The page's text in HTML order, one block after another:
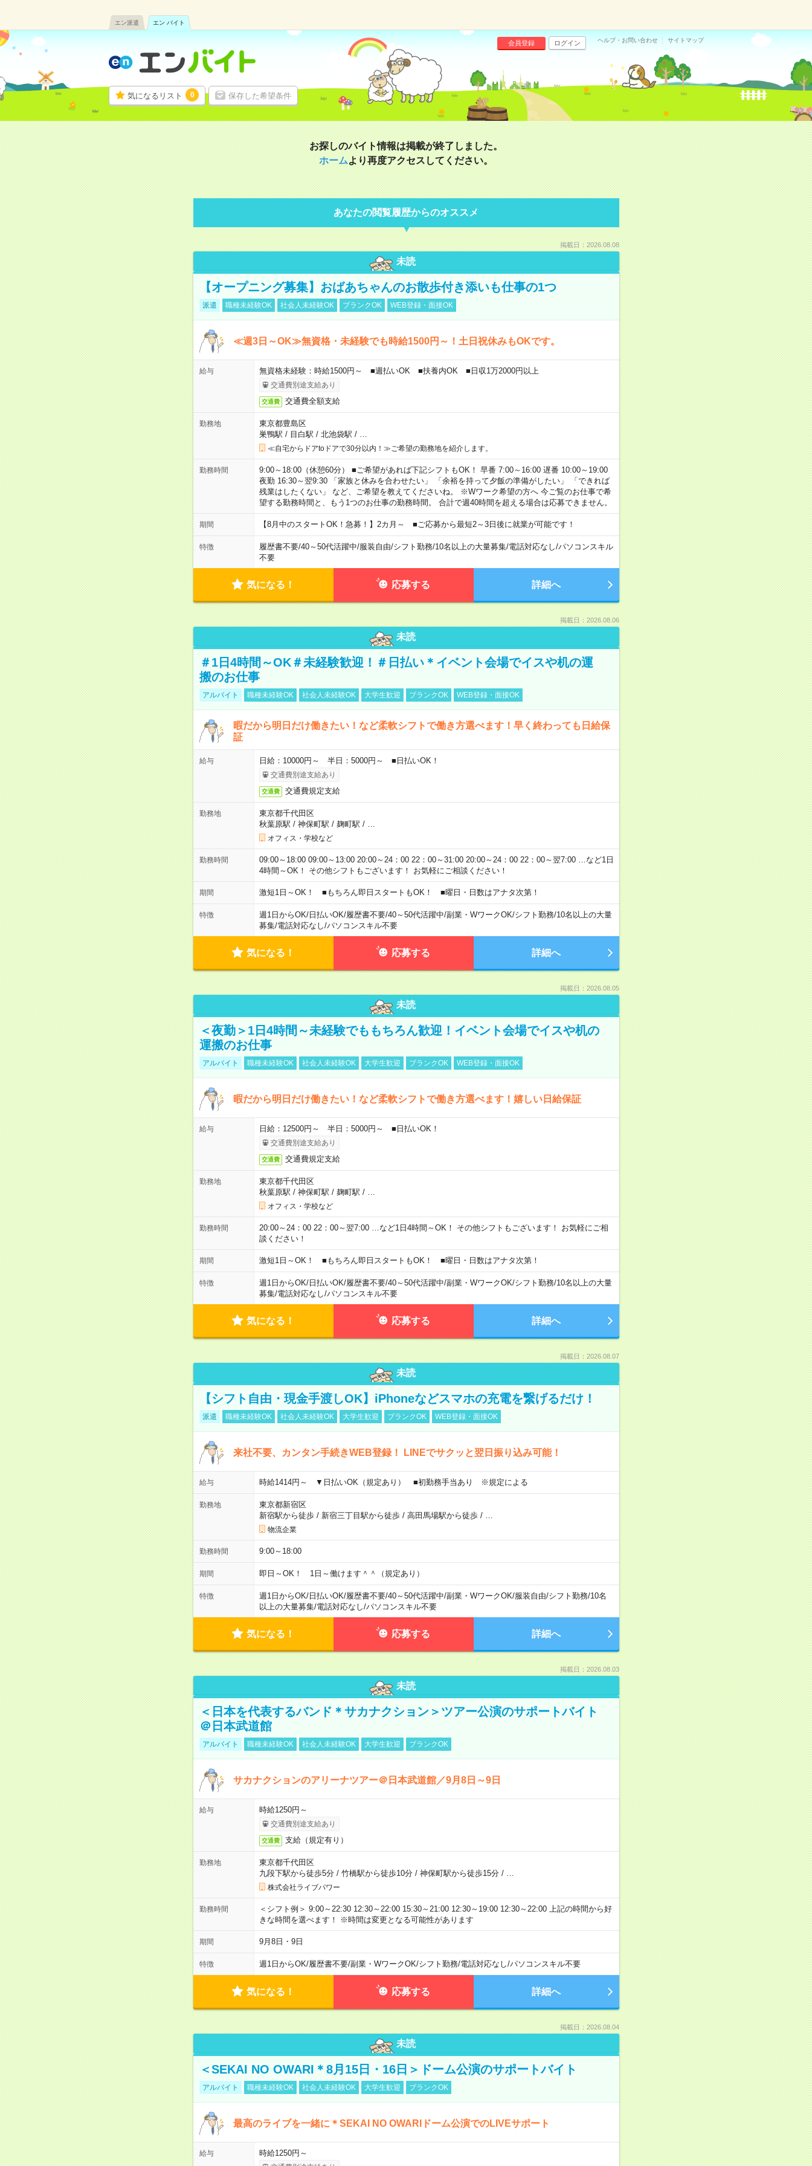
エン派遣 エン バイト
気になるリスト 0 保存した希望条件
会員登録 ログイン ヘルプ・お問い合わせ サイトマップ
お探しのバイト情報は掲載が終了しました。
ホームより再度アクセスしてください。
あなたの閲覧履歴からのオススメ
掲載日：2026.08.08
未読
【オープニング募集】おばあちゃんのお散歩付き添いも仕事の1つ
派遣 職種未経験OK 社会人未経験OK ブランクOK WEB登録・面接OK
≪週3日～OK≫無資格・未経験でも時給1500円～！土日祝休みもOKです。
給与 無資格未経験：時給1500円～ ■週払いOK ■扶養内OK ■日収1万2000円以上
交通費別途支給あり
交通費 交通費全額支給
勤務地
東京都豊島区
巣鴨駅 / 目白駅 / 北池袋駅 / …
≪自宅からドアtoドアで30分以内！≫ご希望の勤務地を紹介します。
勤務時間
9:00～18:00（休憩60分） ■ご希望があれば下記シフトもOK！ 早番 7:00～16:00 遅番 10:00～19:00
夜勤 16:30～翌9:30 「家族と休みを合わせたい」 「余裕を持って夕飯の準備がしたい」 「できれば
残業はしたくない」 など、ご希望を教えてくださいね。 ※Wワーク希望の方へ 今ご覧のお仕事で希
望する勤務時間と、もう1つのお仕事の勤務時間。 合計で週40時間を超える場合は応募できません。
期間 【8月中のスタートOK！急募！】2カ月～ ■ご応募から最短2～3日後に就業が可能です！
特徴 履歴書不要/40～50代活躍中/服装自由/シフト勤務/10名以上の大量募集/電話対応なし/パソコンスキル
不要
気になる！ 応募する 詳細へ
掲載日：2026.08.06
未読
＃1日4時間～OK＃未経験歓迎！＃日払い＊イベント会場でイスや机の運
搬のお仕事
アルバイト 職種未経験OK 社会人未経験OK 大学生歓迎 ブランクOK WEB登録・面接OK
暇だから明日だけ働きたい！など柔軟シフトで働き方選べます！早く終わっても日給保
証
給与 日給：10000円～ 半日：5000円～ ■日払いOK！
交通費別途支給あり
交通費 交通費規定支給
勤務地
東京都千代田区
秋葉原駅 / 神保町駅 / 麹町駅 / …
オフィス・学校など
勤務時間
09:00～18:00 09:00～13:00 20:00～24：00 22：00～31:00 20:00～24：00 22：00～翌7:00 …など1日
4時間～OK！ その他シフトもございます！ お気軽にご相談ください！
期間 激短1日～OK！ ■もちろん即日スタートもOK！ ■曜日・日数はアナタ次第！
特徴 週1日からOK/日払いOK/履歴書不要/40～50代活躍中/副業・WワークOK/シフト勤務/10名以上の大量
募集/電話対応なし/パソコンスキル不要
気になる！ 応募する 詳細へ
掲載日：2026.08.05
未読
＜夜勤＞1日4時間～未経験でももちろん歓迎！イベント会場でイスや机の
運搬のお仕事
アルバイト 職種未経験OK 社会人未経験OK 大学生歓迎 ブランクOK WEB登録・面接OK
暇だから明日だけ働きたい！など柔軟シフトで働き方選べます！嬉しい日給保証
給与 日給：12500円～ 半日：5000円～ ■日払いOK！
交通費別途支給あり
交通費 交通費規定支給
勤務地
東京都千代田区
秋葉原駅 / 神保町駅 / 麹町駅 / …
オフィス・学校など
勤務時間
20:00～24：00 22：00～翌7:00 …など1日4時間～OK！ その他シフトもございます！ お気軽にご相
談ください！
期間 激短1日～OK！ ■もちろん即日スタートもOK！ ■曜日・日数はアナタ次第！
特徴 週1日からOK/日払いOK/履歴書不要/40～50代活躍中/副業・WワークOK/シフト勤務/10名以上の大量
募集/電話対応なし/パソコンスキル不要
気になる！ 応募する 詳細へ
掲載日：2026.08.07
未読
【シフト自由・現金手渡しOK】iPhoneなどスマホの充電を繋げるだけ！
派遣 職種未経験OK 社会人未経験OK 大学生歓迎 ブランクOK WEB登録・面接OK
来社不要、カンタン手続きWEB登録！ LINEでサクッと翌日振り込み可能！
給与 時給1414円～ ▼日払いOK（規定あり） ■初勤務手当あり ※規定による
勤務地
東京都新宿区
新宿駅から徒歩/ 新宿三丁目駅から徒歩/ 高田馬場駅から徒歩/ …
物流企業
勤務時間 9:00～18:00
期間 即日～OK！ 1日～働けます＾＾（規定あり）
特徴 週1日からOK/日払いOK/履歴書不要/40～50代活躍中/副業・WワークOK/服装自由/シフト勤務/10名
以上の大量募集/電話対応なし/パソコンスキル不要
気になる！ 応募する 詳細へ
掲載日：2026.08.03
未読
＜日本を代表するバンド＊サカナクション＞ツアー公演のサポートバイト
＠日本武道館
アルバイト 職種未経験OK 社会人未経験OK 大学生歓迎 ブランクOK
サカナクションのアリーナツアー＠日本武道館／9月8日～9日
給与 時給1250円～
交通費別途支給あり
交通費 支給（規定有り）
勤務地
東京都千代田区
九段下駅から徒歩5分/ 竹橋駅から徒歩10分/ 神保町駅から徒歩15分/ …
株式会社ライブパワー
勤務時間
＜シフト例＞ 9:00～22:30 12:30～22:00 15:30～21:00 12:30～19:00 12:30～22:00 上記の時間から好
きな時間を選べます！ ※時間は変更となる可能性があります
期間 9月8日・9日
特徴 週1日からOK/履歴書不要/副業・WワークOK/シフト勤務/電話対応なし/パソコンスキル不要
気になる！ 応募する 詳細へ
掲載日：2026.08.04
未読
＜SEKAI NO OWARI＊8月15日・16日＞ドーム公演のサポートバイト
アルバイト 職種未経験OK 社会人未経験OK 大学生歓迎 ブランクOK
最高のライブを一緒に＊SEKAI NO OWARIドーム公演でのLIVEサポート
給与 時給1250円～